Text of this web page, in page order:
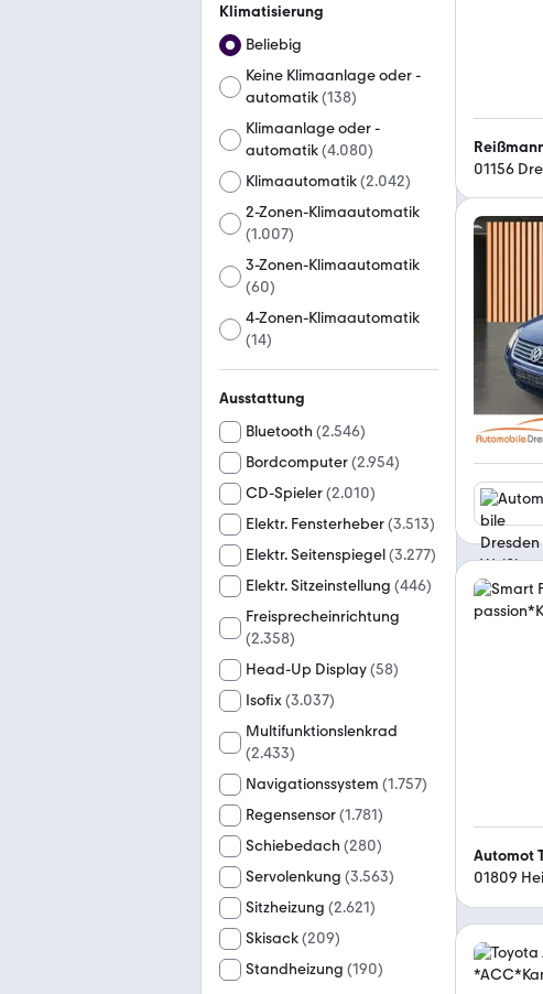
Klimatisierung
Beliebig
Keine Klimaanlage oder -
automatik(138)
Klimaanlage oder -
automatik(4.080)
Klimaautomatik(2.042)
2-Zonen-Klimaautomatik
(1.007)
3-Zonen-Klimaautomatik
(60)
4-Zonen-Klimaautomatik
(14)
Ausstattung
Bluetooth (2.546)
Bordcomputer(2.954)
CD-Spieler(2.010)
Elektr. Fensterheber(3.513)
Elektr. Seitenspiegel(3.277)
Elektr. Sitzeinstellung (446)
Freisprecheinrichtung
(2.358)
Head-Up Display(58)
Isofix(3.037)
Multifunktionslenkrad
(2.433)
Navigationssystem (1.757)
Regensensor(1.781)
Schiebedach (280)
Servolenkung (3.563)
Sitzheizung (2.621)
Skisack(209)
Standheizung (190)
01156
Automot
01809